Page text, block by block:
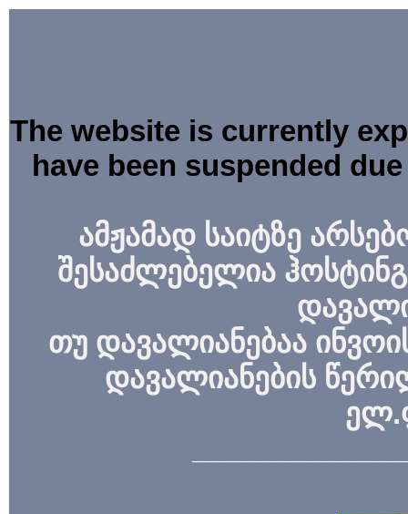
The website is currently
have been suspended
ამჟამად საიტზე
შესაძლებელია
თუ დავალიანებაა
დავალიანების